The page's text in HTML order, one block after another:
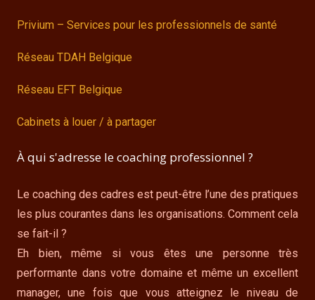
Privium – Services pour les professionnels de santé
Réseau TDAH Belgique
Réseau EFT Belgique
Cabinets à louer / à partager
À qui s'adresse le coaching professionnel ?
Le coaching des cadres est peut-être l’une des pratiques
les plus courantes dans les organisations. Comment cela
se fait-il ?
Eh bien, même si vous êtes une personne très
performante dans votre domaine et même un excellent
manager, une fois que vous atteignez le niveau de